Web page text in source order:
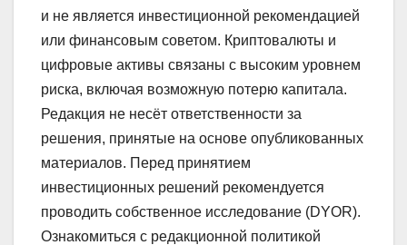
и не является инвестиционной рекомендацией
или финансовым советом. Криптовалюты и
цифровые активы связаны с высоким уровнем
риска, включая возможную потерю капитала.
Редакция не несёт ответственности за
решения, принятые на основе опубликованных
материалов. Перед принятием
инвестиционных решений рекомендуется
проводить собственное исследование (DYOR).
Ознакомиться с редакционной политикой